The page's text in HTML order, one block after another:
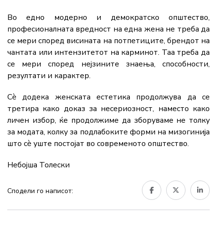
Во едно модерно и демократско општество,
професионалната вредност на една жена не треба да
се мери според висината на потпетиците, брендот на
чантата или интензитетот на карминот. Таа треба да
се мери според нејзините знаења, способности,
резултати и карактер.
Сè додека женската естетика продолжува да се
третира како доказ за несериозност, наместо како
личен избор, ќе продолжиме да зборуваме не толку
за модата, колку за подлабоките форми на мизогинија
што сè уште постојат во современото општество.
Небојша Толески
Сподели го написот: